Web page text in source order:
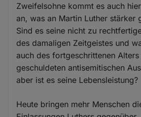
Zweifelsohne kommt es auch
an, was an Martin Luther stärker
Sind es seine nicht zu
des damaligen Zeitgeistes und
auch des fortgeschrittenen
geschuldeten antisemitischen
aber ist es seine Lebensleistung?
Heute bringen mehr Menschen